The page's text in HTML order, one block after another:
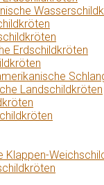
Erdschildkröten
Landschildkröten
Klappen-